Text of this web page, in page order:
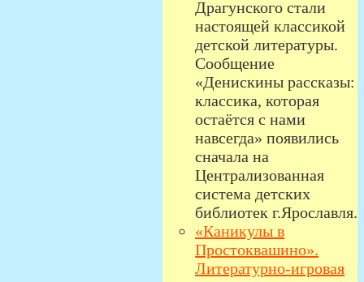
Драгунского стали
настоящей классикой
детской литературы.
Сообщение
«Денискины рассказы:
классика, которая
остаётся с нами
навсегда» появились
сначала на
Централизованная
система детских
библиотек г.Ярославля.
«Каникулы в
Простоквашино».
Литературно-игровая